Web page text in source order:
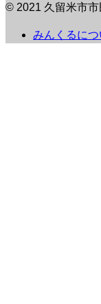
© 2021 久留米市
みんくるにつ